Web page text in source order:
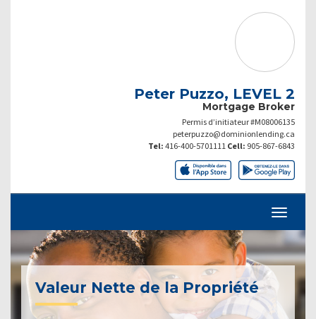
Peter Puzzo, LEVEL 2
Mortgage Broker
Permis d’initiateur #M08006135
peterpuzzo@dominionlending.ca
Tel: 416-400-5701111 Cell: 905-867-6843
Valeur Nette de la Propriété